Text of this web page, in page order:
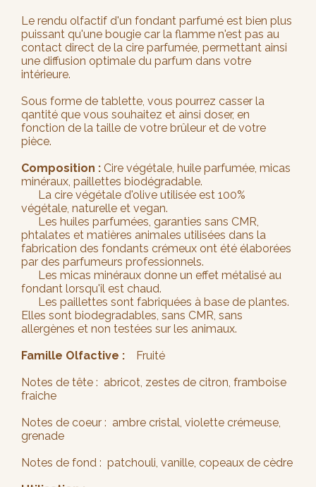
Le rendu olfactif d'un fondant parfumé est bien plus
puissant qu'une bougie car la flamme n'est pas au
contact direct de la cire parfumée, permettant ainsi
une diffusion optimale du parfum dans votre
intérieure.
Sous forme de tablette, vous pourrez casser la
qantité que vous souhaitez et ainsi doser, en
fonction de la taille de votre brûleur et de votre
pièce.
Composition : Cire végétale, huile parfumée, micas
minéraux, paillettes biodégradable.
La cire végétale d'olive utilisée est 100%
végétale, naturelle et vegan.
Les huiles parfumées, garanties sans CMR,
phtalates et matières animales utilisées dans la
fabrication des fondants crémeux ont été élaborées
par des parfumeurs professionnels.
Les micas minéraux donne un effet métalisé au
fondant lorsqu'il est chaud.
Les paillettes sont fabriquées à base de plantes.
Elles sont biodegradables, sans CMR, sans
allergènes et non testées sur les animaux.
Famille Olfactive : Fruité
Notes de tête : abricot, zestes de citron, framboise
fraiche
Notes de coeur : ambre cristal, violette crémeuse,
grenade
Notes de fond : patchouli, vanille, copeaux de cèdre